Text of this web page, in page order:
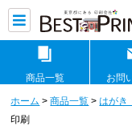
商品一覧 お問
ホーム >商品一覧 >はがき
印刷